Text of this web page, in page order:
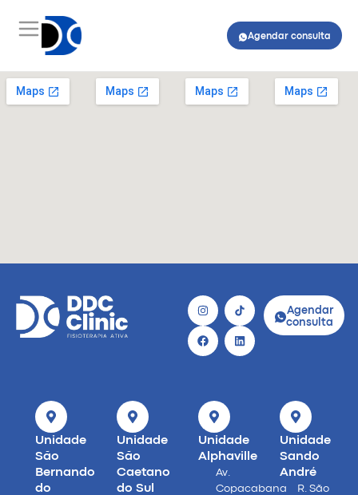
Agendar consulta
Agendar
consulta
Unidade
São
Bernando
do
Unidade
São
Caetano
do Sul
Unidade
Alphaville
Av.
Copacabana
Unidade
Sando
André
R. São